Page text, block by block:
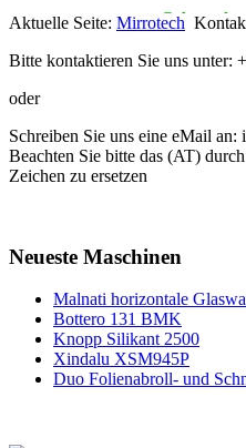
interessante
Besuchen Sie unsere Rubrik
interessante
zum
Aktuelle Seite: Mirrotech
Bitte kontaktieren Sie uns unter:
oder
Schreiben Sie uns eine eMail
Beachten Sie bitte das (AT)
Zeichen zu ersetzen
Neueste Maschinen
Malnati horizontale
Bottero 131 BMK
Knopp Silikant 2500
Xindalu XSM945P
Duo Folienabroll- und